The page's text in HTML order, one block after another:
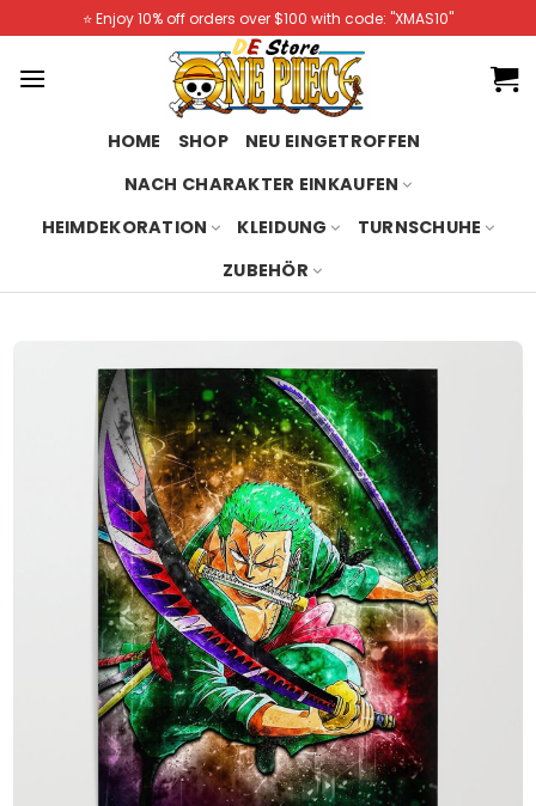
to
content
⭐️ Enjoy 10% off orders over $100 with code: "XMAS10"
HOME SHOP
NEU EINGETROFFEN
NACH CHARAKTER EINKAUFEN
HEIMDEKORATION
KLEIDUNG
TURNSCHUHE
ZUBEHÖR